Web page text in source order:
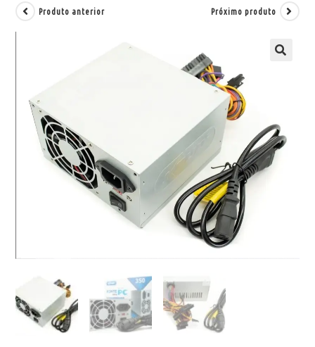
Produto anterior Próximo produto